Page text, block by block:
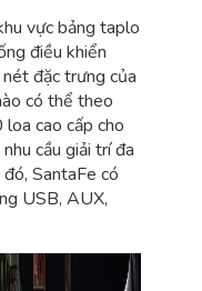
vực bảng taplo
điều khiển
đặc trưng của
có thể theo
cao cấp cho
cầu giải trí đa
SantaFe có
USB, AUX,